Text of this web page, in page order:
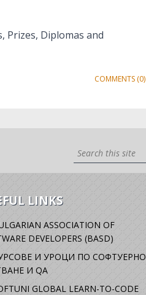
Prizes, Diplomas and
COMMENTS (0)
LINKS
ASSOCIATION OF
DEVELOPERS (BASD)
И УРОЦИ ПО СОФТУЕРНО
И QA
GLOBAL LEARN-TO-CODE